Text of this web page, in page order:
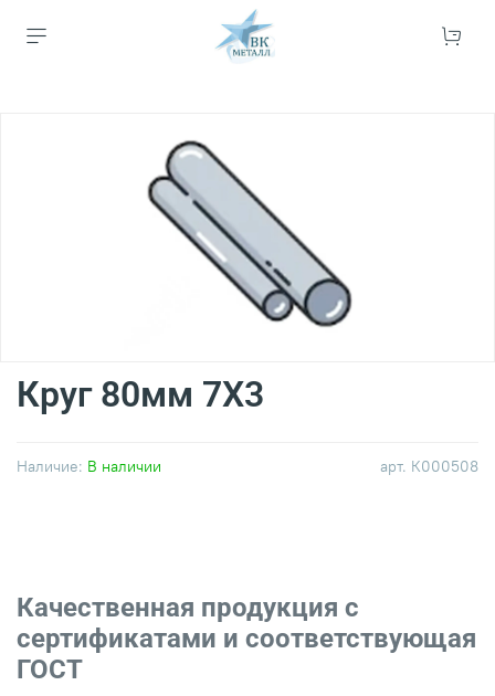
арт. К000508
Наличие: В наличии
Круг 80мм 7Х3
Качественная продукция с
сертификатами и соответствующая
ГОСТ